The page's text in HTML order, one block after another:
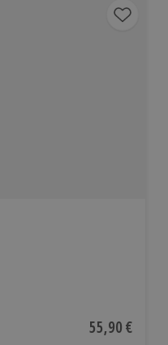
1 BewertungenAktueller
55,90 €